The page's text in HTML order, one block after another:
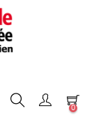
0